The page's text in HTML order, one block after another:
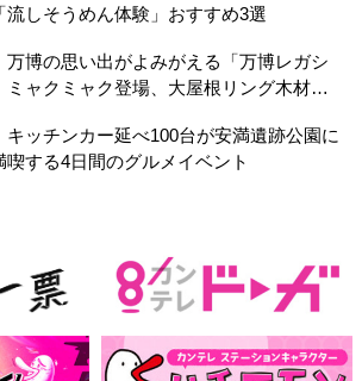
流しそうめん体験」おすすめ3選
万博の思い出がよみがえる「万博レガシ
ミャクミャク登場、大屋根リング木材展
キッチンカー延べ100台が安満遺跡公園に
する4日間のグルメイベント